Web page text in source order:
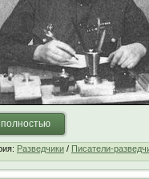
Разведчики / Писатели-